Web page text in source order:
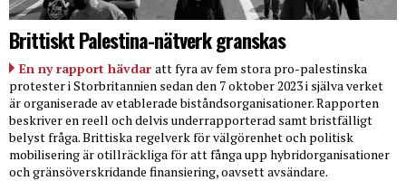
Brittiskt Palestina-nätverk granskas
En ny rapport hävdar att fyra av fem stora pro-palestinska
protester i Storbritannien sedan den 7 oktober 2023 i själva verket
är organiserade av etablerade biståndsorganisationer. Rapporten
beskriver en reell och delvis underrapporterad samt bristfälligt
belyst fråga. Brittiska regelverk för välgörenhet och politisk
mobilisering är otillräckliga för att fånga upp hybridorganisationer
och gränsöverskridande finansiering, oavsett avsändare.